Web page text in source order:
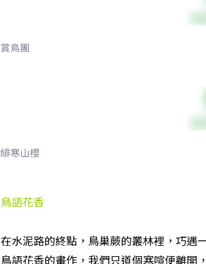
賞鳥團
緋寒山櫻
鳥語花香
在水泥路的終點，鳥巢蕨的叢林裡，巧遇
鳥語花香的畫作，我們只道個寒喧便離開